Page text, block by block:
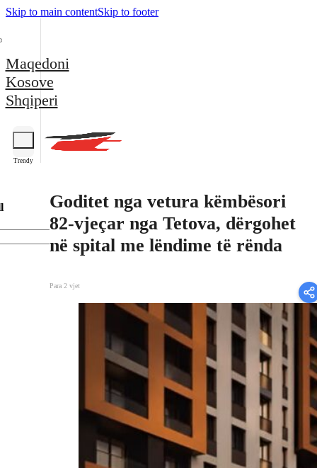
Skip to main contentSkip to footer
Maqedoni
Kosove
Shqiperi
Trendy
Goditet nga vetura këmbësori
82-vjeçar nga Tetova, dërgohet
në spital me lëndime të rënda
Para 2 vjet